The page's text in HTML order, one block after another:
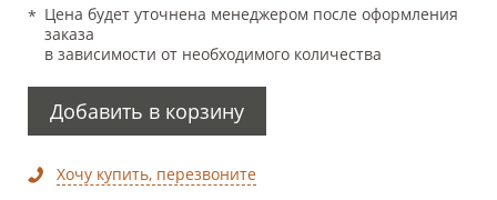
Цена будет уточнена менеджером после оформления
заказа
в зависимости от необходимого количества
Добавить в корзину
Хочу купить, перезвоните